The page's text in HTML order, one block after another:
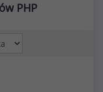
PHP